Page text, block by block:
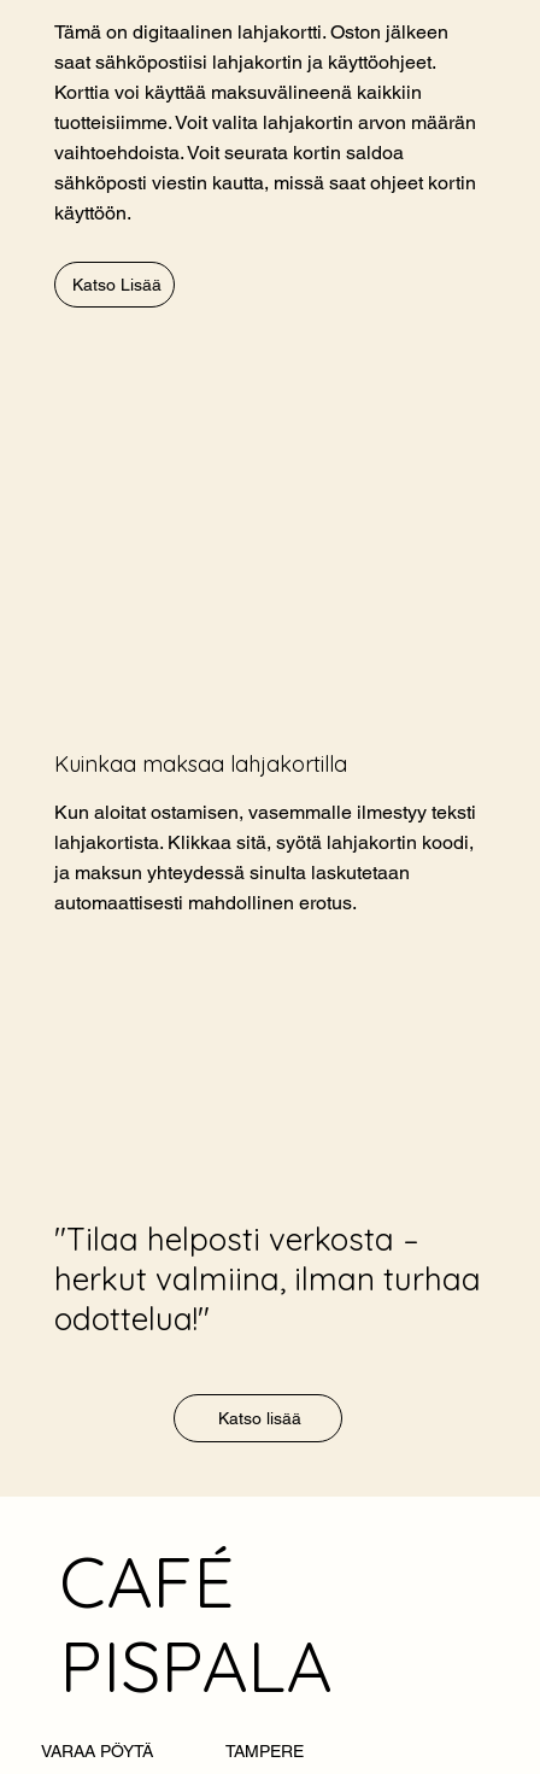
"Tilaa helposti verkosta –
herkut valmiina, ilman turhaa
odottelua!"
Katso lisää
Tämä on digitaalinen lahjakortti. Oston jälkeen
saat sähköpostiisi lahjakortin ja käyttöohjeet.
Korttia voi käyttää maksuvälineenä kaikkiin
tuotteisiimme. Voit valita lahjakortin arvon määrän
vaihtoehdoista. Voit seurata kortin saldoa
sähköposti viestin kautta, missä saat ohjeet kortin
käyttöön.
Katso Lisää
Kuinkaa maksaa lahjakortilla
Kun aloitat ostamisen, vasemmalle ilmestyy teksti
lahjakortista. Klikkaa sitä, syötä lahjakortin koodi,
ja maksun yhteydessä sinulta laskutetaan
automaattisesti mahdollinen erotus.
CAFÉ
PISPALA
TAMPERE
VARAA PÖYTÄ